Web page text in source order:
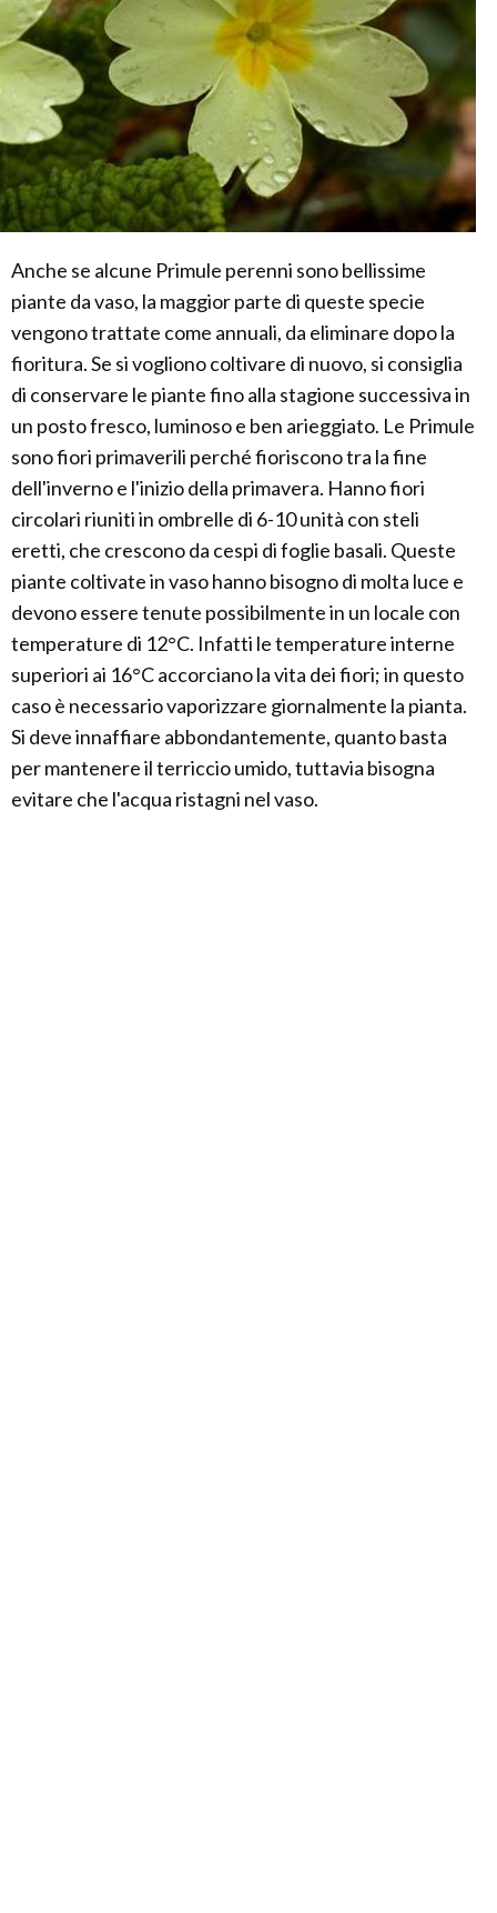
Anche se alcune Primule perenni sono bellissime
piante da vaso, la maggior parte di queste specie
vengono trattate come annuali, da eliminare dopo la
fioritura. Se si vogliono coltivare di nuovo, si consiglia
di conservare le piante fino alla stagione successiva in
un posto fresco, luminoso e ben arieggiato. Le Primule
sono fiori primaverili perché fioriscono tra la fine
dell'inverno e l'inizio della primavera. Hanno fiori
circolari riuniti in ombrelle di 6-10 unità con steli
eretti, che crescono da cespi di foglie basali. Queste
piante coltivate in vaso hanno bisogno di molta luce e
devono essere tenute possibilmente in un locale con
temperature di 12°C. Infatti le temperature interne
superiori ai 16°C accorciano la vita dei fiori; in questo
caso è necessario vaporizzare giornalmente la pianta.
Si deve innaffiare abbondantemente, quanto basta
per mantenere il terriccio umido, tuttavia bisogna
evitare che l'acqua ristagni nel vaso.